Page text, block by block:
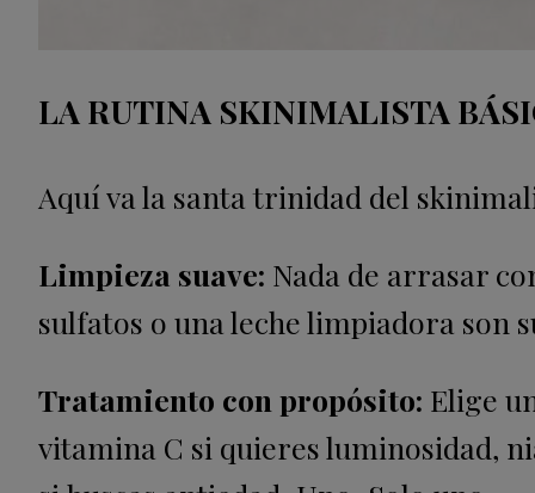
LA RUTINA SKINIMALISTA
Aquí va la santa trinidad del
Limpieza suave: Nada de arrasar
sulfatos o una leche limpiadora son
Tratamiento con propósito: Elige
vitamina C si quieres luminosidad,